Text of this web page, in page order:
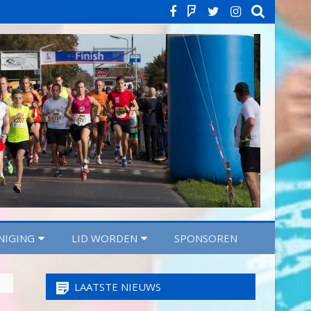
Facebook
StravaTwitter
LID WORDEN SPONSOREN
LAATSTE NIEUWS